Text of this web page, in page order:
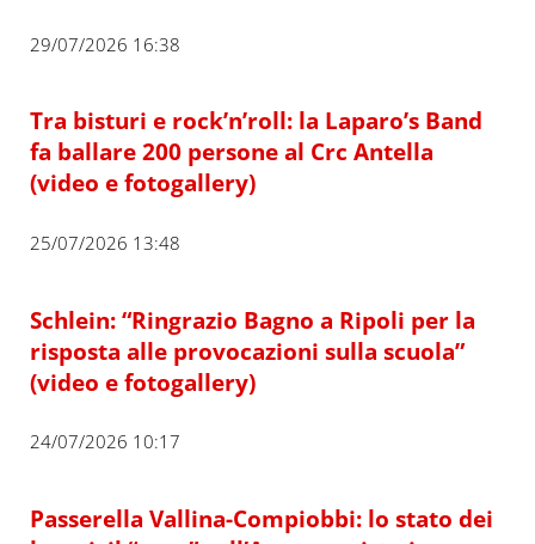
29/07/2026 16:38
Tra bisturi e rock’n’roll: la Laparo’s Band
fa ballare 200 persone al Crc Antella
(video e fotogallery)
25/07/2026 13:48
Schlein: “Ringrazio Bagno a Ripoli per la
risposta alle provocazioni sulla scuola”
(video e fotogallery)
24/07/2026 10:17
Passerella Vallina-Compiobbi: lo stato dei